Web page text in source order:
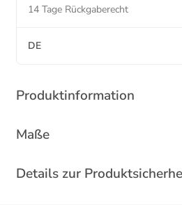
14 Tage Rückgaberecht
DE
Produktinformation
Maße
Details zur